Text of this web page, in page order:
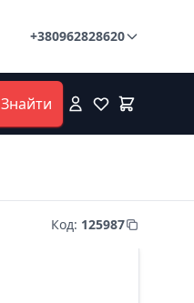
+380962828620
Знайти
Код: 125987